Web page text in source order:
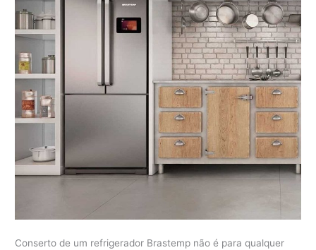
Conserto de um refrigerador Brastemp não é para qualquer